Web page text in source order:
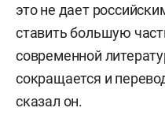
это не дает
ставить большую
современной
сокращается и
сказал он.